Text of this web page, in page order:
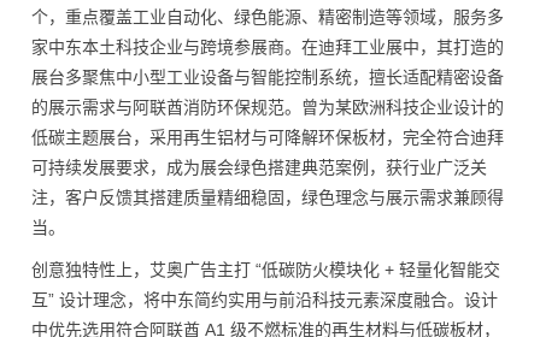
个，重点覆盖工业自动化、绿色能源、精密制造等领域，服务多
家中东本土科技企业与跨境参展商。在迪拜工业展中，其打造的
展台多聚焦中小型工业设备与智能控制系统，擅长适配精密设备
的展示需求与阿联酋消防环保规范。曾为某欧洲科技企业设计的
低碳主题展台，采用再生铝材与可降解环保板材，完全符合迪拜
可持续发展要求，成为展会绿色搭建典范案例，获行业广泛关
注，客户反馈其搭建质量精细稳固，绿色理念与展示需求兼顾得
当。
创意独特性上，艾奥广告主打 “低碳防火模块化 + 轻量化智能交
互” 设计理念，将中东简约实用与前沿科技元素深度融合。设计
中优先选用符合阿联酋 A1 级不燃标准的再生材料与低碳板材，